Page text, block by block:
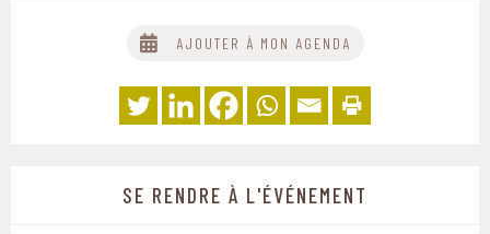
AJOUTER À MON AGENDA
SE RENDRE À L'ÉVÉNEMENT